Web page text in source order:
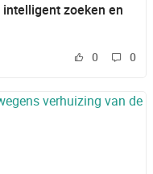
zoeken en
0 0